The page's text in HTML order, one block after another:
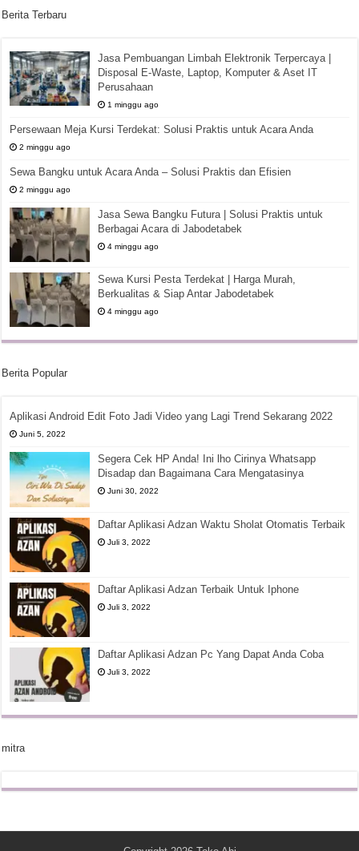
Berita Terbaru
Jasa Pembuangan Limbah Elektronik Terpercaya |
Disposal E-Waste, Laptop, Komputer & Aset IT
Perusahaan
1 minggu ago
Persewaan Meja Kursi Terdekat: Solusi Praktis untuk Acara Anda
2 minggu ago
Sewa Bangku untuk Acara Anda – Solusi Praktis dan Efisien
2 minggu ago
Jasa Sewa Bangku Futura | Solusi Praktis untuk
Berbagai Acara di Jabodetabek
4 minggu ago
Sewa Kursi Pesta Terdekat | Harga Murah,
Berkualitas & Siap Antar Jabodetabek
4 minggu ago
Berita Popular
Aplikasi Android Edit Foto Jadi Video yang Lagi Trend Sekarang 2022
Juni 5, 2022
Segera Cek HP Anda! Ini lho Cirinya Whatsapp
Disadap dan Bagaimana Cara Mengatasinya
Juni 30, 2022
Daftar Aplikasi Adzan Waktu Sholat Otomatis Terbaik
Juli 3, 2022
Daftar Aplikasi Adzan Terbaik Untuk Iphone
Juli 3, 2022
Daftar Aplikasi Adzan Pc Yang Dapat Anda Coba
Juli 3, 2022
mitra